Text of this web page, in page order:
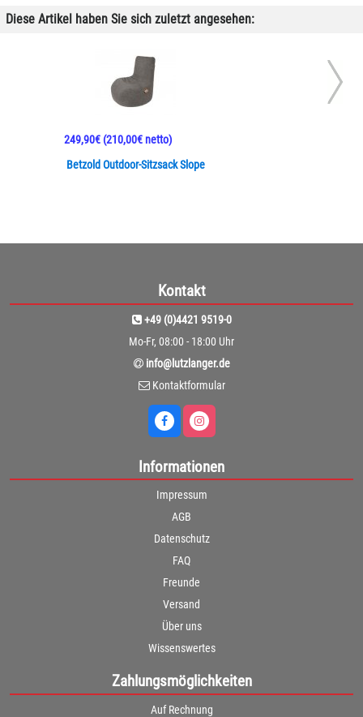
Diese Artikel haben Sie sich zuletzt angesehen:
Betzold Outdoor-Sitzsack Slope
249,90€(210,00€ netto)
Kontakt
+49 (0)4421 9519-0
Mo-Fr, 08:00 - 18:00 Uhr
info@lutzlanger.de
Kontaktformular
Informationen
Impressum
AGB
Datenschutz
FAQ
Freunde
Versand
Über uns
Wissenswertes
Zahlungsmöglichkeiten
Auf Rechnung